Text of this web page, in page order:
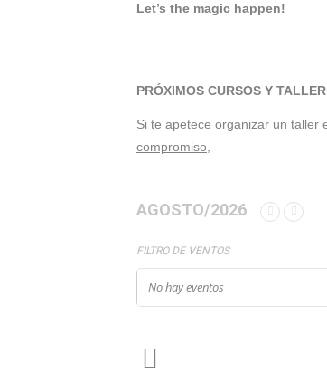
Let’s the magic happen!
PRÓXIMOS CURSOS Y
Si te apetece organizar un taller
compromiso,
AGOSTO/2026
FILTRO DE VENTOS
No hay eventos